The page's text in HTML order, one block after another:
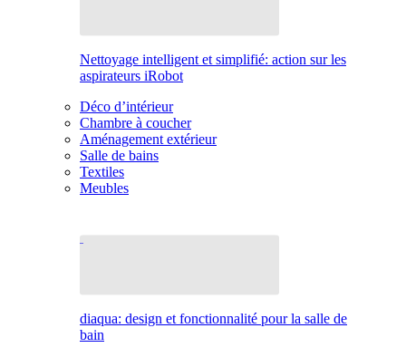
Nettoyage intelligent et simplifié: action sur les
aspirateurs iRobot
Déco d’intérieur
Chambre à coucher
Aménagement extérieur
Salle de bains
Textiles
Meubles
diaqua: design et fonctionnalité pour la salle de
bain